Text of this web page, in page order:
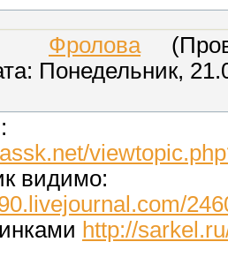
Фролова
Понедельник,
видимо:
http://